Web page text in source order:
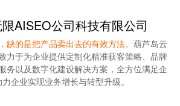
AISEO公司科技有限公司
缺的是把产品卖出去的有效方法。 葫芦岛云
力于为企业提供定制化精准获客策略、品牌
务以及数字化建设解决方案，全方位满足企
企业实现业务增长与转型升级。